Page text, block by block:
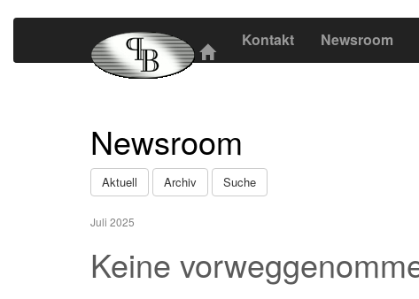
Kontakt Newsroom
Newsroom
Aktuell Archiv Suche
Juli 2025
Keine